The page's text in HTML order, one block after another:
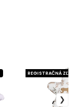
REGISTRAČNÁ